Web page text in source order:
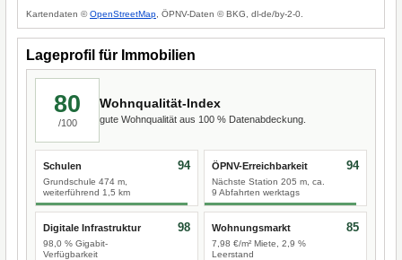
Kartendaten ©OpenStreetMap , ÖPNV-Daten © BKG, dl-de/by-2-0.
Lageprofil für Immobilien
80
/100
Wohnqualität-Index
gute Wohnqualität aus 100 % Datenabdeckung.
Schulen
Grundschule 474 m,
weiterführend 1,5 km
94 ÖPNV-Erreichbarkeit
Nächste Station 205 m, ca.
9 Abfahrten werktags
94
Digitale Infrastruktur
98,0 % Gigabit-
Verfügbarkeit
98 Wohnungsmarkt
7,98 €/m² Miete, 2,9 %
Leerstand
85